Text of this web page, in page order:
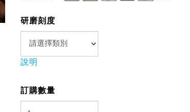
研磨刻度
說明
訂購數量